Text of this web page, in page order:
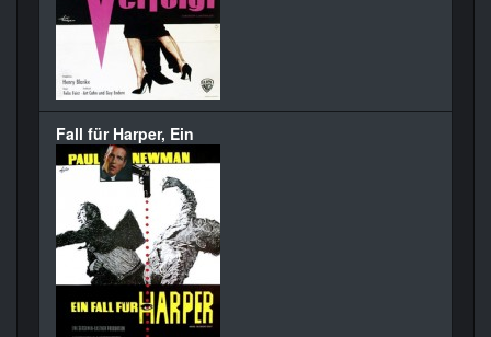
Fall für Harper, Ein